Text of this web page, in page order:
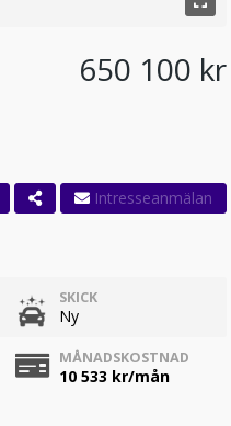
650 100 kr
SKICK
Ny
MÅNADSKOSTNAD
10 533 kr/mån